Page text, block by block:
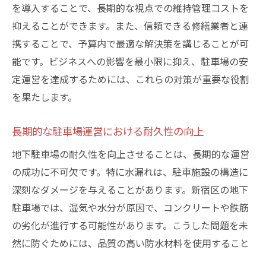
を導入することで、長期的な視点での維持管理コストを
抑えることができます。また、信頼できる修繕業者と連
携することで、予算内で最適な解決策を講じることが可
能です。ビジネスへの影響を最小限に抑え、駐車場の安
定運営を達成するためには、これらの対策が重要な役割
を果たします。
長期的な駐車場運営における耐久性の向上
地下駐車場の耐久性を向上させることは、長期的な運営
の成功に不可欠です。特に水漏れは、駐車施設の構造に
深刻なダメージを与えることがあります。新宿区の地下
駐車場では、湿気や水分が原因で、コンクリートや鉄筋
の劣化が進行する可能性があります。こうした問題を未
然に防ぐためには、品質の高い防水材料を使用すること